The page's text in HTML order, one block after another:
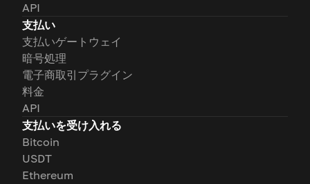
API
支払い
支払いゲートウェイ
暗号処理
電子商取引プラグイン
料金
API
支払いを受け入れる
Bitcoin
USDT
Ethereum